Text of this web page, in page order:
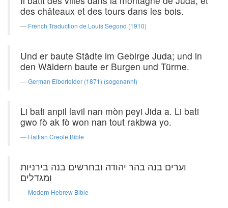
des châteaux et des tours dans les bois.
French Traduction de Louis Segond (1910)
Und er baute Städte im Gebirge Juda; und in
den Wäldern baute er Burgen und Türme.
German Elberfelder (1871) (sogenannt)
Li bati anpil lavil nan mòn peyi Jida a. Li bati
gwo fò ak fò won nan tout rakbwa yo.
Haitian Creole Bible
וערים בנה בהר יהודה ובחרשים בנה בירניות
ומגדלים׃
Modern Hebrew Bible